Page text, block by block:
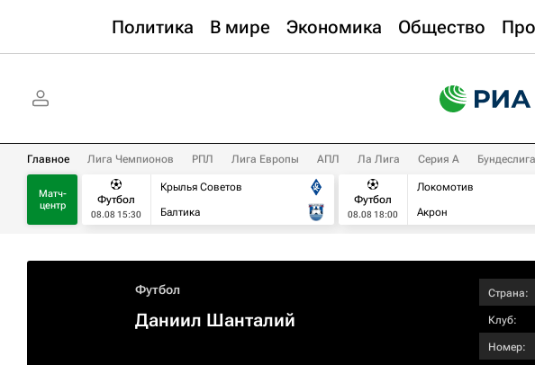
Политика В мире Экономика Общество
Главное Лига Чемпионов РПЛ Лига Европы АПЛ Ла Лига Серия А Бундеслига
Матч-
центр
Футбол
08.08 15:30
Крылья Советов
Балтика
Футбол
08.08 18:00
Локомотив
Акрон
Футбол
Даниил Шанталий
Страна:
Клуб:
Номер: